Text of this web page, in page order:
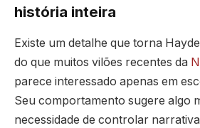
história inteira
Existe um detalhe que torna
do que muitos vilões recentes da
parece interessado apenas em
Seu comportamento sugere algo
necessidade de controlar